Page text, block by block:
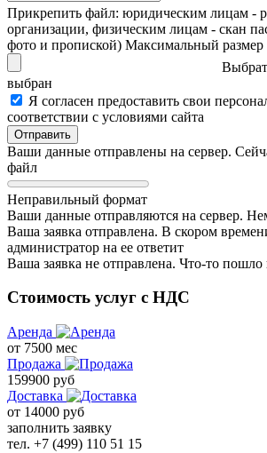
Прикрепить файл: юридическим лицам -
организации, физическим лицам - скан
фото и пропиской) Максимальный
выбран
Я согласен предоставить свои
соответствии с условиями сайта
Ваши данные отправлены на сервер.
файл
Неправильный формат
Ваши данные отправляются на сервер.
Ваша заявка отправлена. В скором
администратор на ее ответит
Ваша заявка не отправлена. Что-то пошло
Стоимость услуг с НДС
Аренда
от 7500 мес
Продажа
159900 руб
Доставка
от 14000 руб
заполнить заявку
тел. +7 (499) 110 51 15